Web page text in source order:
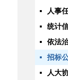
人事
统计
依法
招标
人大